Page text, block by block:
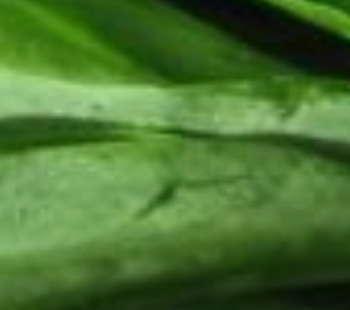
с нетерпением. Позже, когда
появились морозильные камеры,
стали запасать на зиму.
Тесто для вареников и пирожков —
самое обычное, пельменное
или дрожжевое соответственно. А
вот с начинкой возможны
вариации.
Базовый: нарезанную черемшу
перемешать с рублеными
вареными яйцами и слегка
посолить. Здесь главное помнить,
что черемшу, как и любую зелень,
легко пересолить, поэтому